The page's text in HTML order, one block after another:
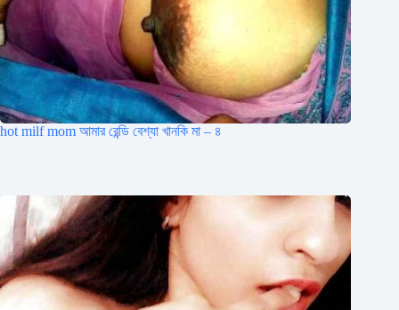
hot milf mom আমার রেন্ডি বেশ্যা খানকি মা – ৪